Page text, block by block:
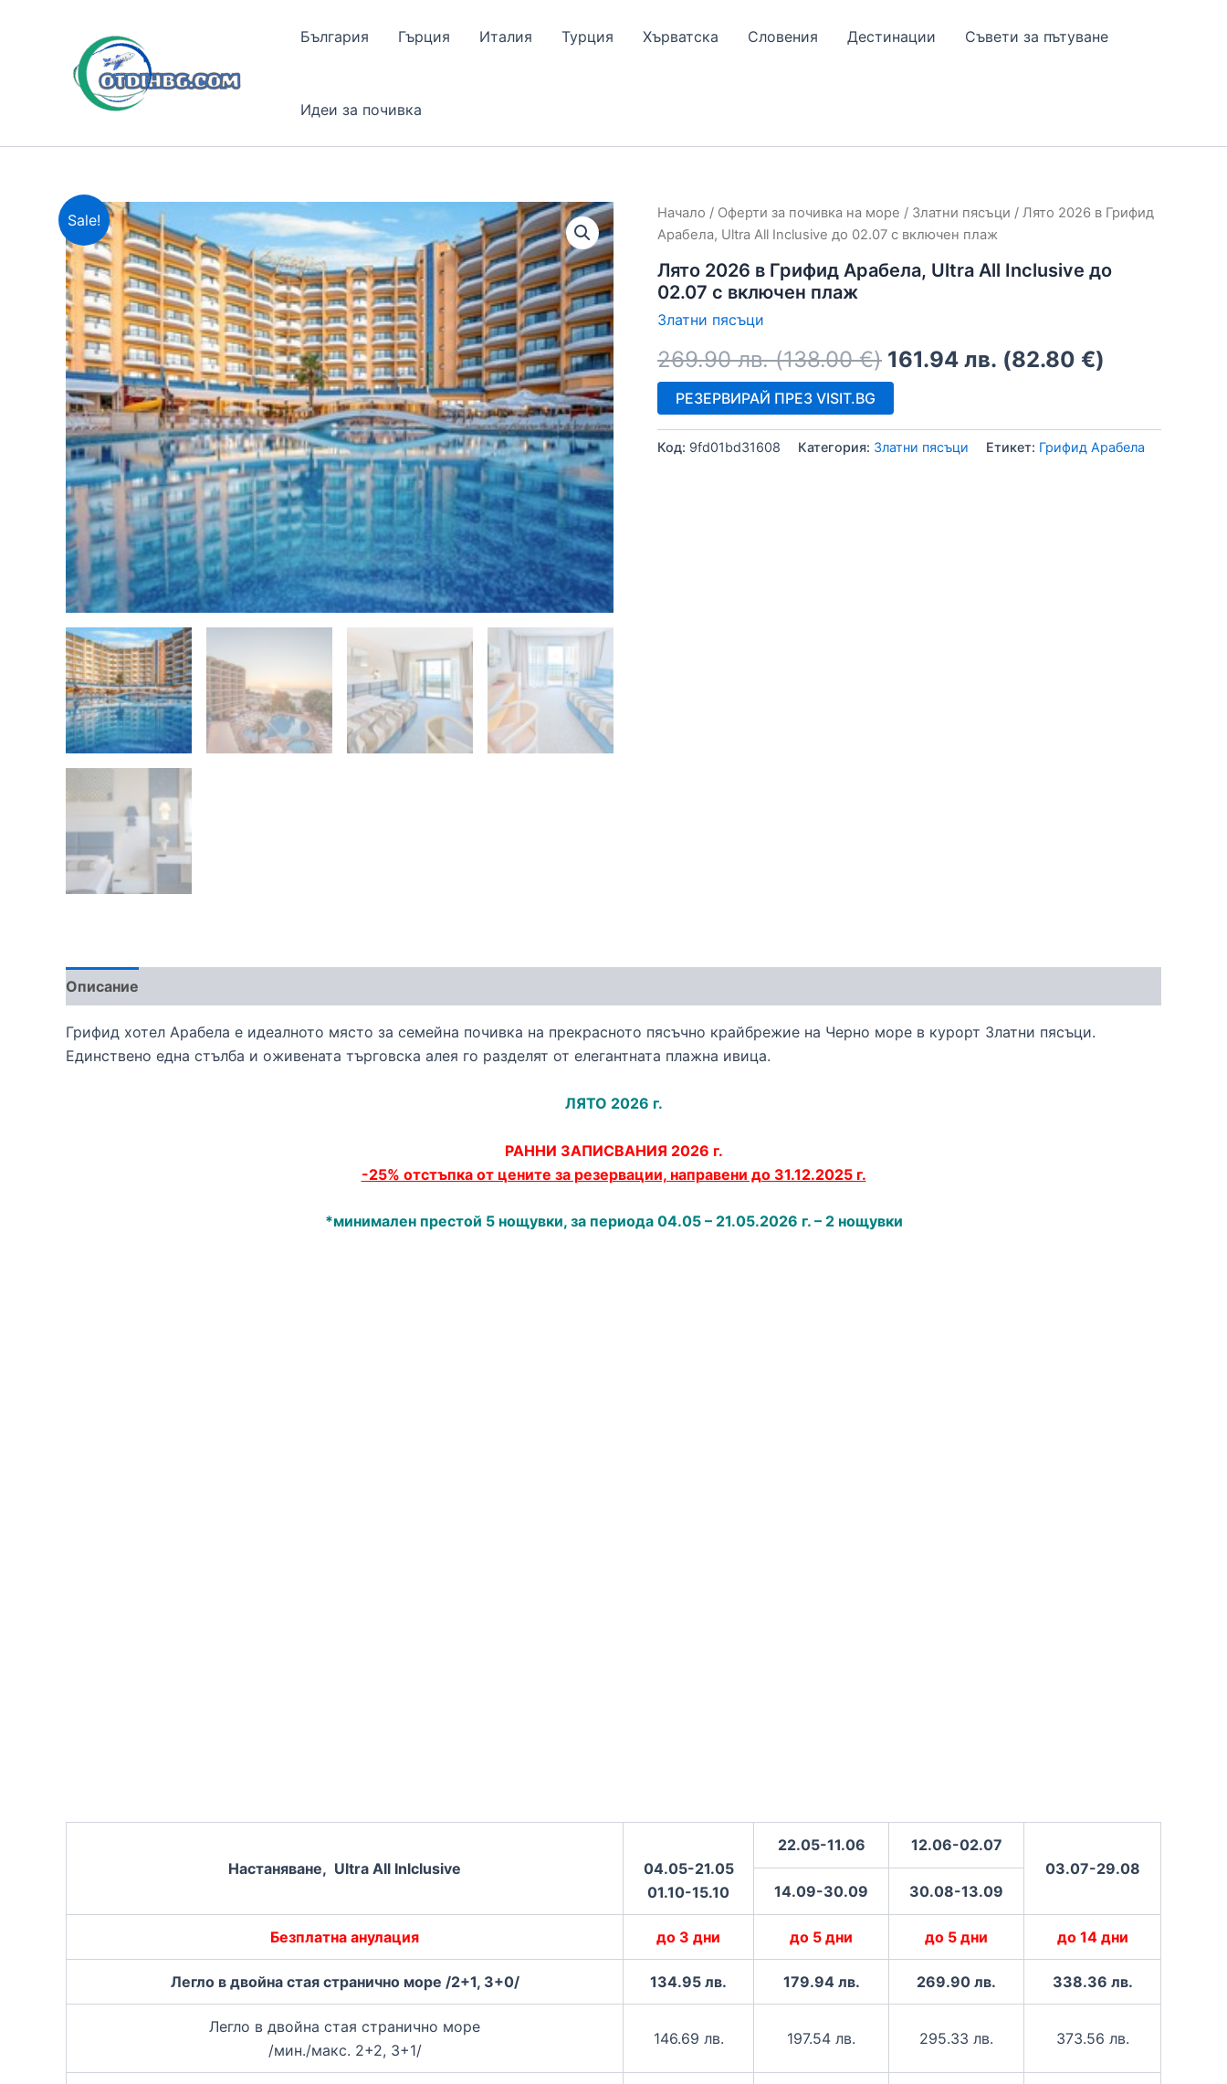
България Гърция Италия Турция Хърватска Словения Дестинации Съвети за пътуване
Идеи за почивка
Sale! Начало / Оферти за почивка на море / Златни пясъци / Лято 2026 в Грифид
Арабела, Ultra All Inclusive до 02.07 с включен плаж
Лято 2026 в Грифид Арабела, Ultra All Inclusive до
02.07 с включен плаж
Златни пясъци
269.90лв. (138.00€) 161.94 лв. (82.80 €)
РЕЗЕРВИРАЙ ПРЕЗ VISIT.BG
Код: 9fd01bd31608 Категория: Златни пясъци Етикет: Грифид Арабела
Описание
Грифид хотел Арабела е идеалното място за семейна почивка на прекрасното пясъчно крайбрежие на Черно море в курорт Златни пясъци.
Единствено една стълба и оживената търговска алея го разделят от елегантната плажна ивица.
ЛЯТО 2026 г.
РАННИ ЗАПИСВАНИЯ 2026 г.
-25% отстъпка от цените за резервации, направени до 31.12.2025 г.
*минимален престой 5 нощувки, за периода 04.05 – 21.05.2026 г. – 2 нощувки
Настаняване, Ultra All Inlclusive
04.05-21.05
01.10-15.10
22.05-11.06
12.06-02.07
03.07-29.08
14.09-30.09
30.08-13.09
Безплатна анулация до 3 дни до 5 дни до 5 дни до 14 дни
Легло в двойна стая странично море /2+1, 3+0/ 134.95 лв. 179.94 лв. 269.90 лв. 338.36 лв.
Легло в двойна стая странично море
/мин./макс. 2+2, 3+1/
146.69 лв. 197.54 лв. 295.33 лв. 373.56 лв.